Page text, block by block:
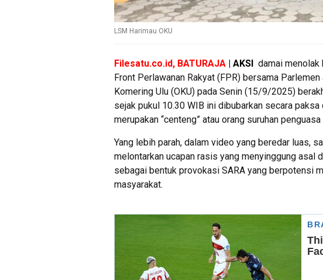
LSM Harimau OKU
Filesatu.co.id, BATURAJA | AKSI
damai
Front Perlawanan Rakyat (FPR) bersama
Komering Ulu (OKU) pada Senin (15/9/2025)
sejak pukul 10.30 WIB ini dibubarkan secara
merupakan “centeng” atau orang suruhan
Yang lebih parah, dalam video yang beredar luas,
melontarkan ucapan rasis yang menyinggung asal
sebagai bentuk provokasi SARA yang berpotensi
masyarakat.